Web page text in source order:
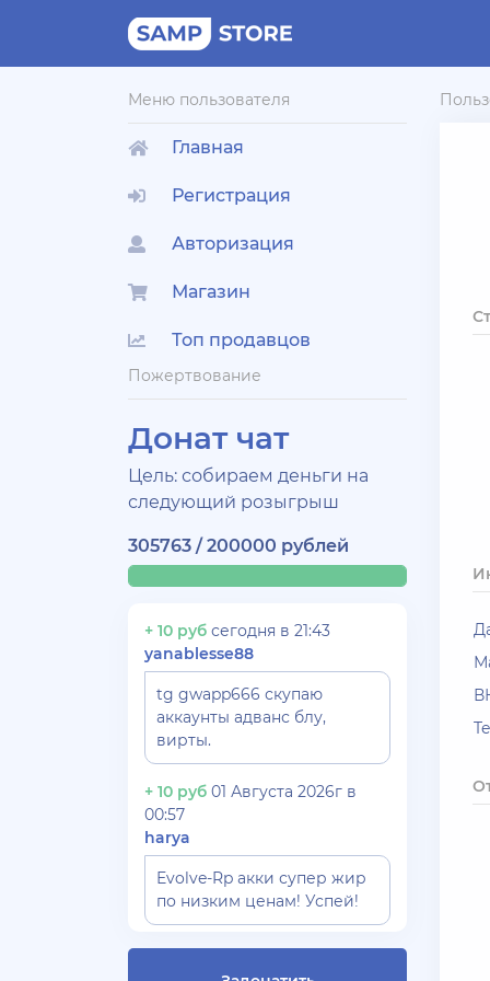
Меню пользователя
Главная
Регистрация
Авторизация
Магазин
Топ продавцов
Пожертвование
Донат чат
Цель: собираем деньги на
следующий розыгрыш
305763 / 200000 рублей
+ 10 руб сегодня в 21:43
yanablesse88
tg gwapp666 скупаю
аккаунты адванс блу,
вирты.
+ 10 руб 01 Августа 2026г в
00:57
harya
Evolve-Rp акки супер жир
по низким ценам! Успей!
+ 10 руб 30 Июля 2026г в 17:26